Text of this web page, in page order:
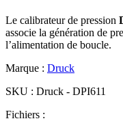
Le calibrateur de pression
associe la génération de
l’alimentation de boucle.
Marque : Druck
SKU : Druck - DPI611
Fichiers :